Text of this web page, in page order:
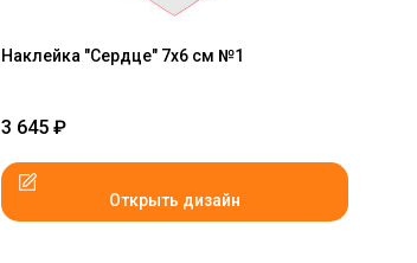
Наклейка "Сердце" 7x6 см №1
3 645 ₽
Открыть дизайн